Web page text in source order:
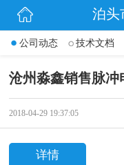
公司动态 技术文档
沧州淼鑫销售脉冲
2018-04-29 19:37:05
详情